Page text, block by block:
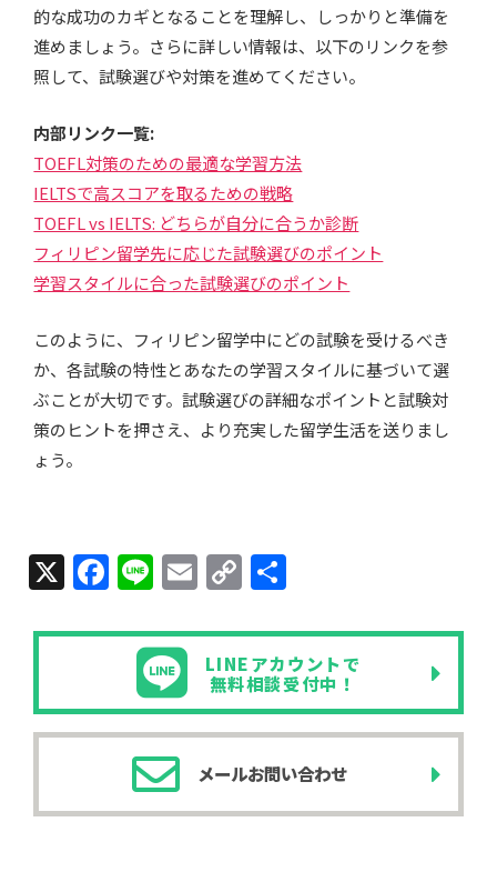
的な成功のカギとなることを理解し、しっかりと準備を
進めましょう。さらに詳しい情報は、以下のリンクを参
照して、試験選びや対策を進めてください。
内部リンク一覧:
TOEFL対策のための最適な学習方法
IELTSで高スコアを取るための戦略
TOEFL vs IELTS: どちらが自分に合うか診断
フィリピン留学先に応じた試験選びのポイント
学習スタイルに合った試験選びのポイント
このように、フィリピン留学中にどの試験を受けるべき
か、各試験の特性とあなたの学習スタイルに基づいて選
ぶことが大切です。試験選びの詳細なポイントと試験対
策のヒントを押さえ、より充実した留学生活を送りまし
ょう。
X
F
c
b
o
k
Li
e
E
ail
C
p
y
Li
n
k
LINEアカウントで
無料相談受付中！
メールお問い合わせ